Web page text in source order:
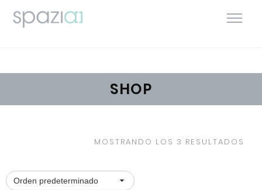
SHOP
MOSTRANDO LOS 3 RESULTADOS